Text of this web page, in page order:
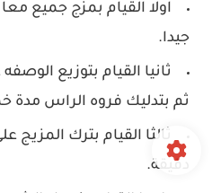
اولا القيام بمزج جميع
جيدا.
ثانيا القيام بتوزيع
ثم بتدليك فروه الراس
ثالثا القيام بترك
دقيقة.